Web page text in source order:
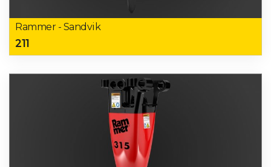
Rammer - Sandvik
211